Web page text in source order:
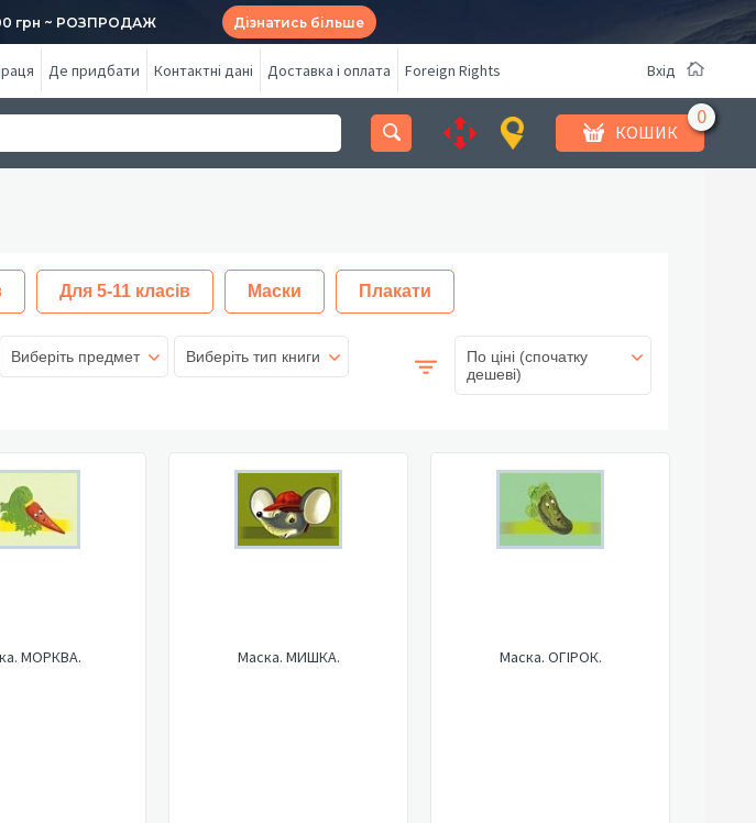
грн ~ РОЗПРОДАЖ Дізнатись більше
Де придбати Контактні дані Доставка і оплата Foreign Rights Вхід
КОШИК
Для 5-11 класів Маски Плакати
Виберіть предмет Виберіть тип книги
По ціні (спочатку
дешеві)
МОРКВА. Маска. МИШКА. Маска. ОГІРОК.